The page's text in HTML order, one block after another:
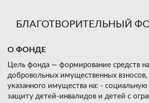
БЛАГОТВОРИТЕЛЬНЫЙ
О ФОНДЕ
Цель фонда — формирование средств
добровольных имущественных взносов,
указанного имущества на: -
защиту детей-инвалидов и детей с